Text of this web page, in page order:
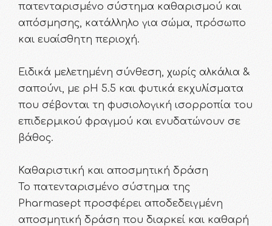
πατενταρισμένο σύστημα καθαρισμού και
απόσμησης, κατάλληλο για σώμα, πρόσωπο
και ευαίσθητη περιοχή.
Ειδικά μελετημένη σύνθεση, χωρίς αλκάλια &
σαπούνι, με pH 5.5 και φυτικά εκχυλίσματα
που σέβονται τη φυσιολογική ισορροπία του
επιδερμικού φραγμού και ενυδατώνουν σε
βάθος.
Καθαριστική και αποσμητική δράση
Το πατενταρισμένο σύστημα της
Pharmasept προσφέρει αποδεδειγμένη
αποσμητική δράση που διαρκεί και καθαρή